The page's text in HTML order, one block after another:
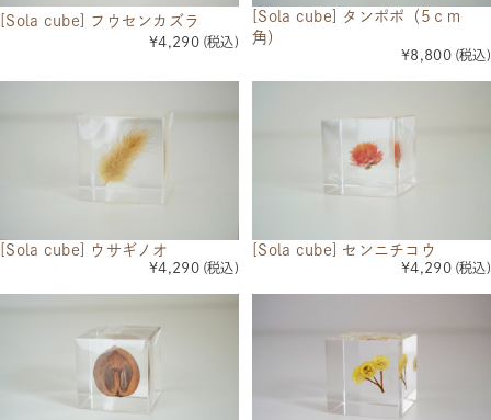
[Sola cube] フウセンカズラ
¥4,290 (税込)
[Sola cube] タンポポ（5ｃｍ
角）
¥8,800 (税込)
[Sola cube] ウサギノオ
¥4,290 (税込)
[Sola cube] センニチコウ
¥4,290 (税込)